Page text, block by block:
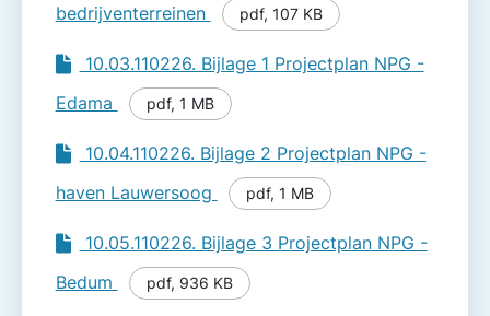
bedrijventerreinen
pdf, 107 KB
10.03.110226. Bijlage 1 Projectplan NPG -
Edama
pdf, 1 MB
10.04.110226. Bijlage 2 Projectplan NPG -
haven Lauwersoog
pdf, 1 MB
10.05.110226. Bijlage 3 Projectplan NPG -
Bedum
pdf, 936 KB